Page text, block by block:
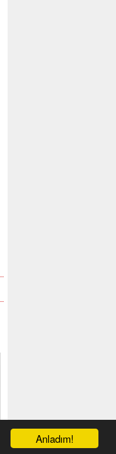
Anladım!